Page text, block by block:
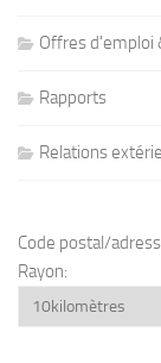
Offres d'emploi
Rapports
Relations
Code postal/
Rayon: